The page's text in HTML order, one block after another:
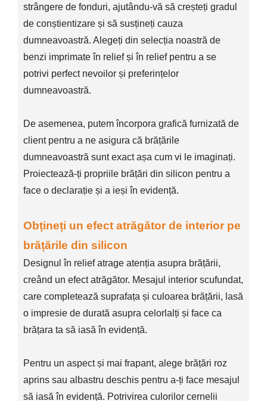
strângere de fonduri, ajutându-vă să creșteți gradul
de conștientizare și să susțineți cauza
dumneavoastră. Alegeți din selecția noastră de
benzi imprimate în relief și în relief pentru a se
potrivi perfect nevoilor și preferințelor
dumneavoastră.
De asemenea, putem încorpora grafică furnizată de
client pentru a ne asigura că brățările
dumneavoastră sunt exact așa cum vi le imaginați.
Proiectează-ți propriile brățări din silicon pentru a
face o declarație și a ieși în evidență.
Obțineți un efect atrăgător de interior pe
brățările din silicon
Designul în relief atrage atenția asupra brățării,
creând un efect atrăgător. Mesajul interior scufundat,
care completează suprafața și culoarea brățării, lasă
o impresie de durată asupra celorlalți și face ca
brățara ta să iasă în evidență.
Pentru un aspect și mai frapant, alege brățări roz
aprins sau albastru deschis pentru a-ți face mesajul
să iasă în evidență. Potrivirea culorilor cernelii